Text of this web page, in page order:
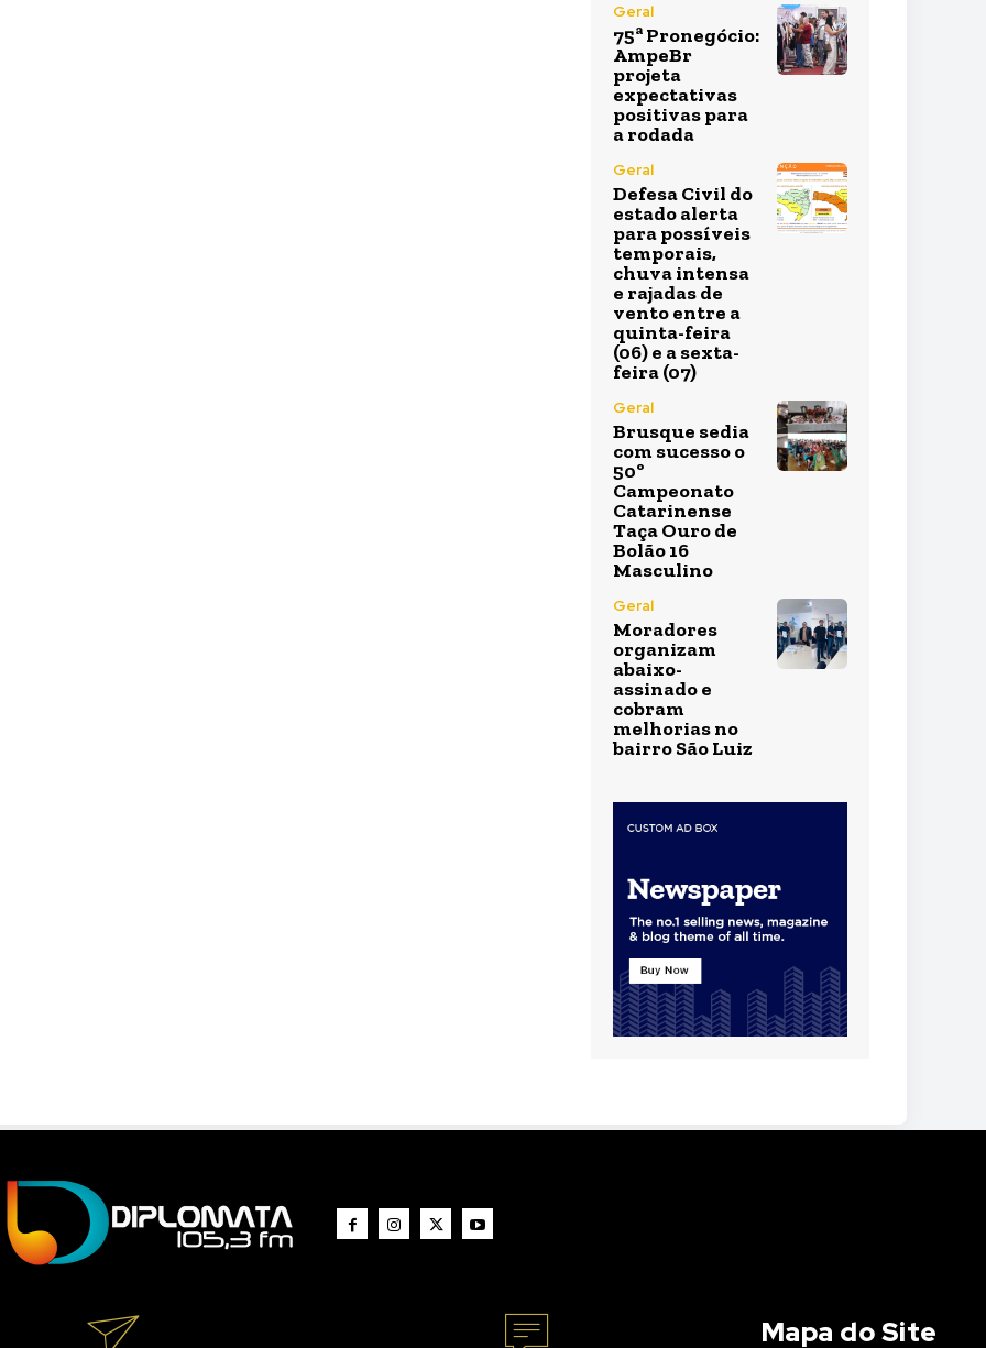
Geral
75ª Pronegócio:
AmpeBr
projeta
expectativas
positivas para
a rodada
Geral
Defesa Civil do
estado alerta
para possíveis
temporais,
chuva intensa
e rajadas de
vento entre a
quinta-feira
(06) e a sexta-
feira (07)
Geral
Brusque sedia
com sucesso o
50º
Campeonato
Catarinense
Taça Ouro de
Bolão 16
Masculino
Geral
Moradores
organizam
abaixo-
assinado e
cobram
melhorias no
bairro São Luiz
Mapa do Site